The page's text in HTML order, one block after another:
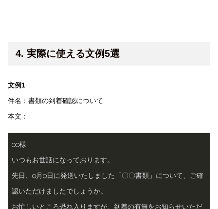
4. 実際に使える文例5選
文例1
件名：書類の到着確認について
本文：
○○様
いつもお世話になっております。
先日、○月○日に発送いたしました「〇〇書類」について、ご確
認いただけましたでしょうか。
お忙しいところ恐れ入りますが、到着の有無をお知らせいただ